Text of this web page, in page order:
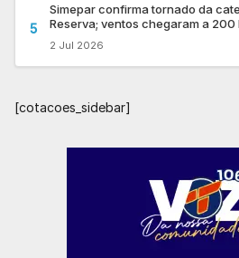
5
Simepar confirma tornado da
Reserva; ventos chegaram a 200
2 Jul 2026
[cotacoes_sidebar]